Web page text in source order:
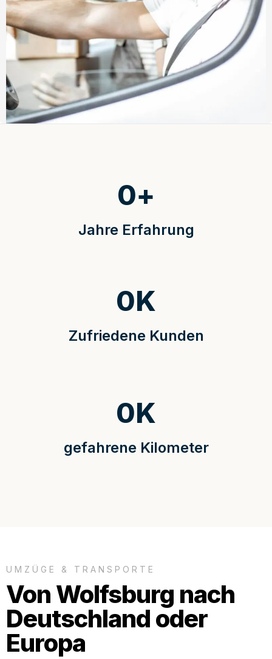
Jahre Erfahrung
0+
Zufriedene Kunden
0K
gefahrene Kilometer
0K
UMZÜGE & TRANSPORTE
Von Wolfsburg nach
Deutschland oder
Europa